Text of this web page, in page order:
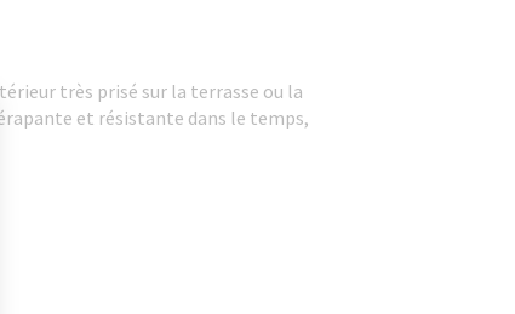
très prisé sur la terrasse ou la
et résistante dans le temps,
vos Options